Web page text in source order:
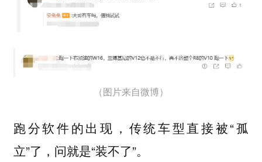
（图片来自微博）
跑分软件的出现，传统车型直接被“孤
立”了，问就是“装不了”。